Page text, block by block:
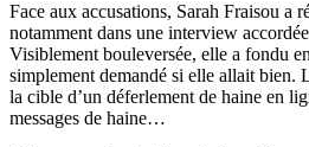
Face aux accusations, Sarah Fraisou a
notamment dans une interview
Visiblement bouleversée, elle a fondu
simplement demandé si elle allait bien.
la cible d’un déferlement de haine en
messages de haine…